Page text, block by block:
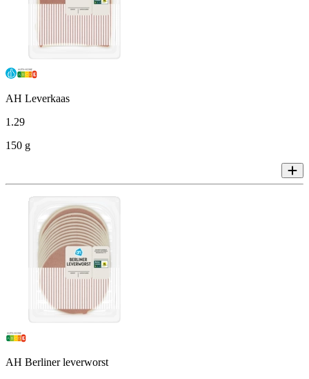
AH Leverkaas
1.29
150 g
AH Berliner leverworst